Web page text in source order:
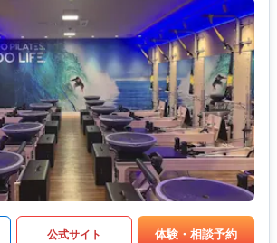
公式サイト 体験・相談予約